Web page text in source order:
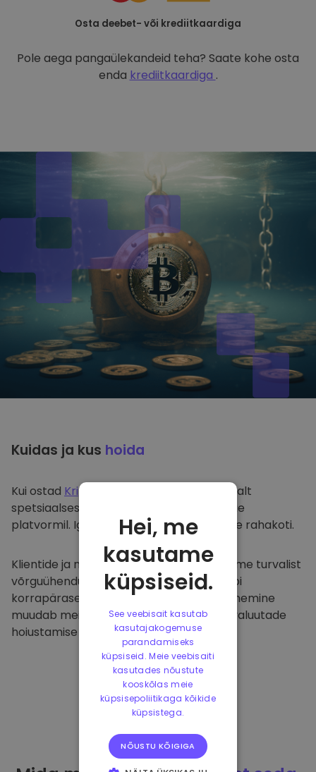
Osta deebet- või krediitkaardiga
Pole aega pangaülekandeid teha? Saate kohe osta
enda krediitkaardiga .
Kuidas ja kus hoida
Kui ostad Kriptomat
, kanname selle sujuvalt
spetsiaalsesse ja turvalisse rahakotti meie
platvormil. Iga kasutaja saab individuaalse rahakoti.
Klientide ja nende raha kaitsmiseks pakume turvalist
võrguühenduseta hoiustamist ja viime läbi
korrapäraseid turvaauditeid. Selline lähenemine
muudab meie platvormi ja teiste krüptovaluutade
hoiustamise tõeliseks taevaks.
Hei, me
kasutame
küpsiseid.
See veebisait kasutab
kasutajakogemuse
parandamiseks
küpsiseid. Meie veebisaiti
kasutades nõustute
kooskõlas meie
küpsisepoliitikaga kõikide
küpsistega.
NÕUSTU KÕIGIGA